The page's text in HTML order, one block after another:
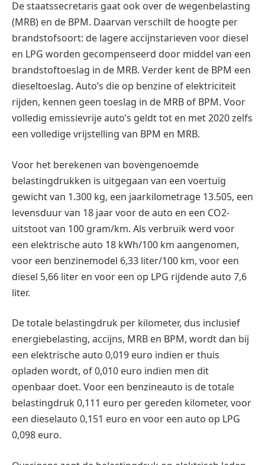
De staatssecretaris gaat ook over de wegenbelasting
(MRB) en de BPM. Daarvan verschilt de hoogte per
brandstofsoort: de lagere accijnstarieven voor diesel
en LPG worden gecompenseerd door middel van een
brandstoftoeslag in de MRB. Verder kent de BPM een
dieseltoeslag. Auto’s die op benzine of elektriciteit
rijden, kennen geen toeslag in de MRB of BPM. Voor
volledig emissievrije auto’s geldt tot en met 2020 zelfs
een volledige vrijstelling van BPM en MRB.
Voor het berekenen van bovengenoemde
belastingdrukken is uitgegaan van een voertuig
gewicht van 1.300 kg, een jaarkilometrage 13.505, een
levensduur van 18 jaar voor de auto en een CO2-
uitstoot van 100 gram/km. Als verbruik werd voor
een elektrische auto 18 kWh/100 km aangenomen,
voor een benzinemodel 6,33 liter/100 km, voor een
diesel 5,66 liter en voor een op LPG rijdende auto 7,6
liter.
De totale belastingdruk per kilometer, dus inclusief
energiebelasting, accijns, MRB en BPM, wordt dan bij
een elektrische auto 0,019 euro indien er thuis
opladen wordt, of 0,010 euro indien men dit
openbaar doet. Voor een benzineauto is de totale
belastingdruk 0,111 euro per gereden kilometer, voor
een dieselauto 0,151 euro en voor een auto op LPG
0,098 euro.